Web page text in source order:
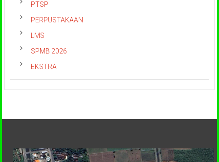
PTSP
PERPUSTAKAAN
LMS
SPMB 2026
EKSTRA